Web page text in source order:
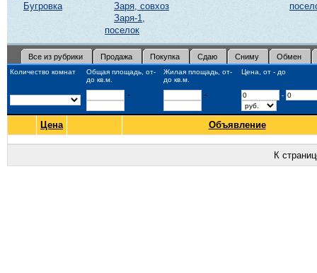
Бугровка
Заря, совхоз
Заря-1,
поселок
Все из рубрики Продажа Покупка Сдаю Сниму Обмен
Количество комнат
Общая площадь, от-
до кв.м.
Жилая площадь, от-
до кв.м.
Цена, от - до
- - -
Цена Объявление
К